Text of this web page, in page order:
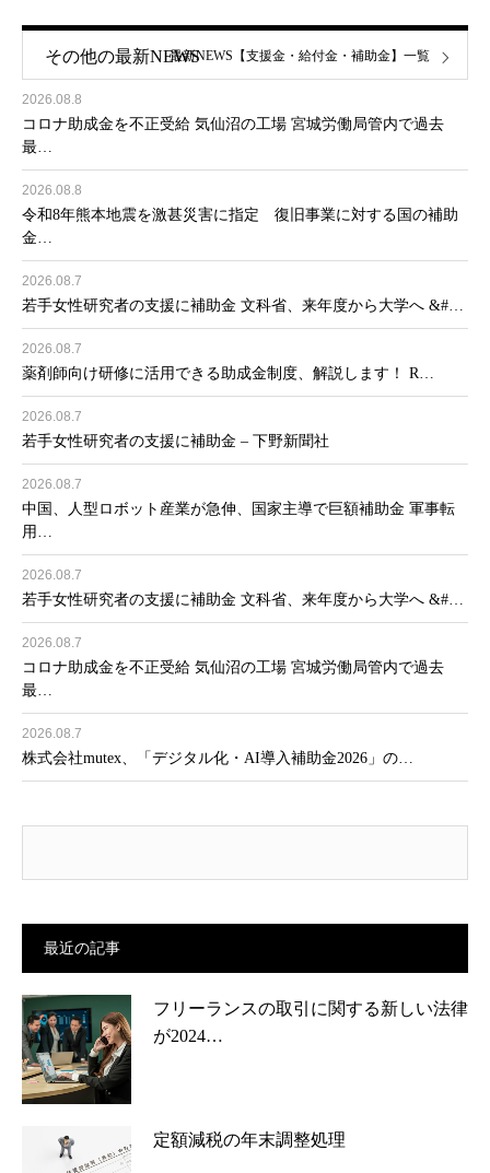
その他の最新NEWS
2026.08.8
コロナ助成金を不正受給 気仙沼の工場 宮城労働局管内で過去
最…
2026.08.8
令和8年熊本地震を激甚災害に指定 復旧事業に対する国の補助
金…
2026.08.7
若手女性研究者の支援に補助金 文科省、来年度から大学へ &#…
2026.08.7
薬剤師向け研修に活用できる助成金制度、解説します！ R…
2026.08.7
若手女性研究者の支援に補助金 – 下野新聞社
2026.08.7
中国、人型ロボット産業が急伸、国家主導で巨額補助金 軍事転
用…
2026.08.7
若手女性研究者の支援に補助金 文科省、来年度から大学へ &#…
2026.08.7
コロナ助成金を不正受給 気仙沼の工場 宮城労働局管内で過去
最…
2026.08.7
株式会社mutex、「デジタル化・AI導入補助金2026」の…
最新NEWS【支援金・給付金・補助金】一覧
最近の記事
フリーランスの取引に関する新しい法律
が2024…
定額減税の年末調整処理